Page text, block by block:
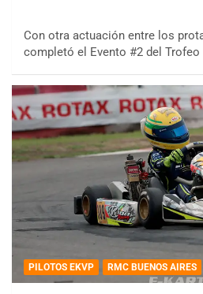
Con otra actuación entre los
completó el Evento #2 del Trofeo
PILOTOS EKVP RMC BUENOS AIRES